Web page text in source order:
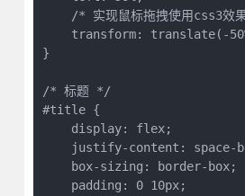
/* 实现鼠标拖拽使用css3效
transform: translate(-
}
/* 标题 */
#title {
    display: flex;
justify-content: space-
    box-sizing: border-box;
    padding: 0 10px;